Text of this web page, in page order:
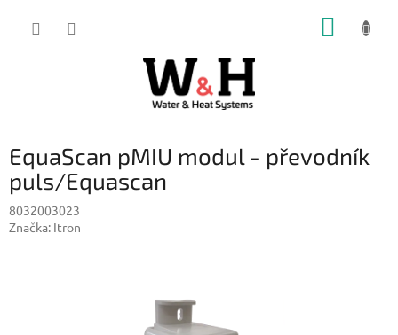
EquaScan pMIU modul - převodník
puls/Equascan
8032003023
Značka: Itron